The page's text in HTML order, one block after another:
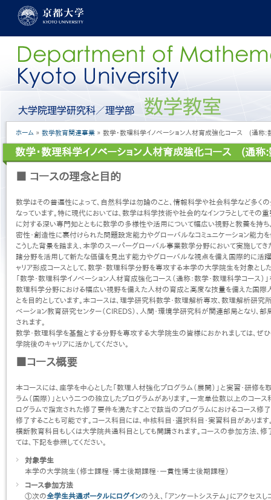
コ
に
ー
ル
ニ
［日
語］
パ
ン
く
ず
ホーム 数学教育関連事業 数学・数理科学イノベーション人材育成強化コース (通称:
数学・数理科学イノベーション人材育成強化コース (通称:
■ コースの理念と目的
数学はその普遍性によって、自然科学は勿論のこと、情報科学や社会科学など多く
なっています。特に現代においては、数学は科学技術や社会的なインフラとしてその
に対する深い専門知とともに数学の多様性や活用について幅広い視野と教養を持ち
密性・創造性に裏付けられた問題設定能力やグローバルなコミュニケーション能力
こうした背景を踏まえ、本学のスーパーグローバル事業数学分野において実施して
諸分野を活用して新たな価値を見出す能力やグローバルな視点を備え国際的に活
ャリア形成コースとして、数学・数理科学分野を専攻する本学の大学院生を対象と
「数学・数理科学イノベーション人材育成強化コース（通称：数学・数理科学コース）」
数理科学分野における幅広い視野を備えた人材の育成と高度な技量を備えた国際
とを目的としています。本コースは、理学研究科数学・数理解析専攻、数理解析研究
ベーション教育研究センター（CIREDS）、人間・環境学研究科が関連部局となり、
されます。
数学・数理科学を基盤とする分野を専攻する大学院生の皆様におかれましては、ぜひ
学院後のキャリアに活かしてください。
■コース概要
本コースには、座学を中心とした「数理人材強化プログラム（展開）」と実習・研修
ラム（国際）」という二つの独立したプログラムがあります。一定単位数以上のコー
ログラムで指定された修了要件を満たすことで該当のプログラムにおけるコース修了
修了することも可能です。コース科目には、中核科目・選択科目・実習科目がありま
横断教育科目もしくは大学院共通科目としても開講されます。コースの参加方法、
ては、下記を参照してください。
対象学生
本学の大学院生（修士課程・博士後期課程・一貫性博士後期課程）
コース参加方法
①次の全学生共通ポータルにログインのうえ、「アンケートシステム」にアクセ